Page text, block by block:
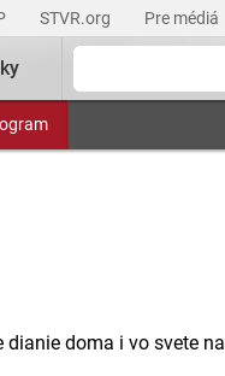
STVR.org Pre médiá
dianie doma i vo svete na